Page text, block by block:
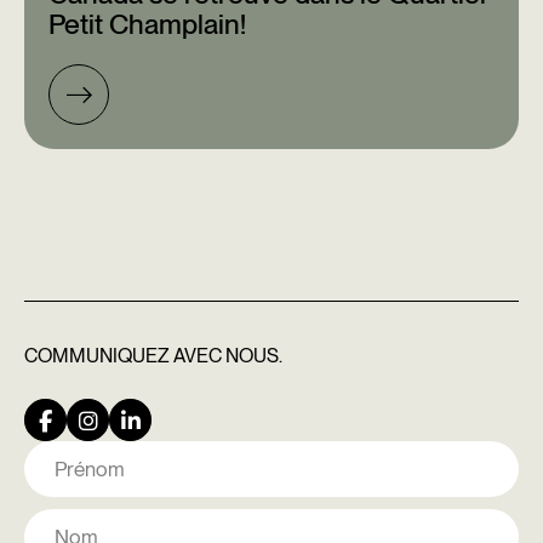
Petit Champlain!
COMMUNIQUEZAVEC NOUS.
Nom
Prénom